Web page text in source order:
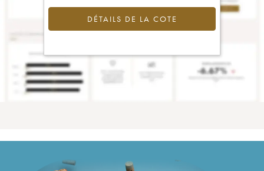
DÉTAILS DE LA COTE